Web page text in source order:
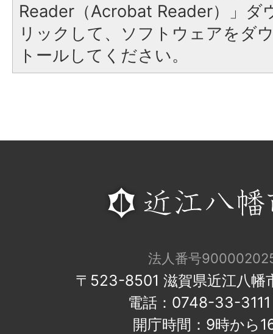
Reader（Acrobat Reader）」ダ
リックして、ソフトウェアをダ
トールしてください。
法人番号
〒523-8501 滋賀県近江八幡
電話：0748-33-
開庁時間：9時から